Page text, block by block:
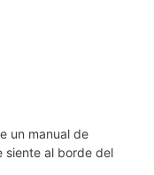
un manual de
siente al borde del